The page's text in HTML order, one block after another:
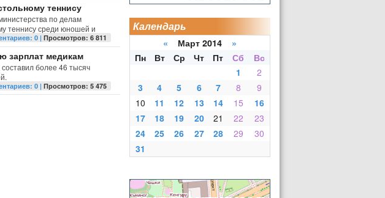
теннису
по делам
теннису среди юношей и
0 |Просмотров: 6 811
зарплат медикам
более 46 тысяч
0 |Просмотров: 5 475
Календарь
« Март 2014 »
Пн
Вт Ср Чт Пт Сб
Вс
1
2
3
4 5 6 7 8
9
10
11 12 13 14 15
16
17
18 19 20 21 22
23
24
25 26 27 28 29
30
31